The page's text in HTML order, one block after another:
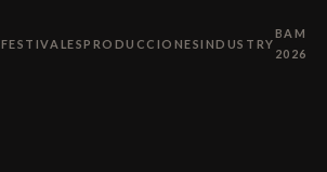
FESTIVALESPRODUCCIONESINDUSTRY
BAM
2026